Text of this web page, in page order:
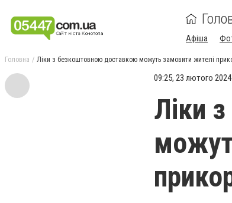
Афіша
Головна Ліки з безкоштовною доставкою можуть замовити жителі
09:25, 23 лютого 2024
Ліки